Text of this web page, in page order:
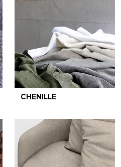
CHENILLE